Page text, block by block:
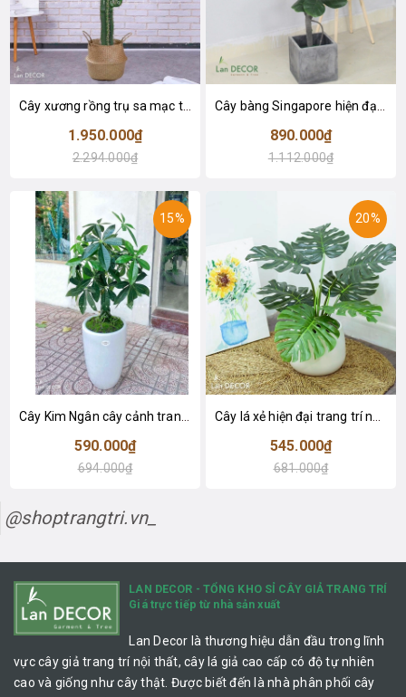
Cây xương rồng trụ sa mạc trang trí loại 2 tay (155cm) - LC2912
1.950.000₫
2.294.000₫
890.000₫
1.112.000₫
15%
590.000₫
694.000₫
20%
545.000₫
681.000₫
@shoptrangtri.vn_
LAN DECOR - TỔNG KHO SỈ CÂY GIẢ TRANG TRÍ
Giá trực tiếp từ nhà sản xuất
Lan Decor là thương hiệu dẫn đầu trong lĩnh
vực cây giả trang trí nội thất, cây lá giả cao cấp có độ tự nhiên
cao và giống như cây thật. Được biết đến là nhà phân phối cây